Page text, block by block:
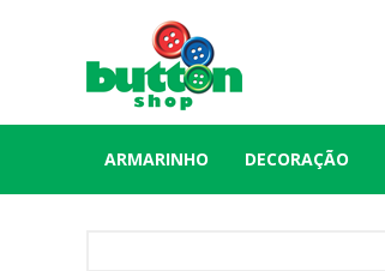
ARMARINHO DECORAÇÃO